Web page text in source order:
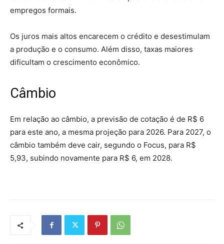
empregos formais.
Os juros mais altos encarecem o crédito e desestimulam
a produção e o consumo. Além disso, taxas maiores
dificultam o crescimento econômico.
Câmbio
Em relação ao câmbio, a previsão de cotação é de R$ 6
para este ano, a mesma projeção para 2026. Para 2027, o
câmbio também deve cair, segundo o Focus, para R$
5,93, subindo novamente para R$ 6, em 2028.